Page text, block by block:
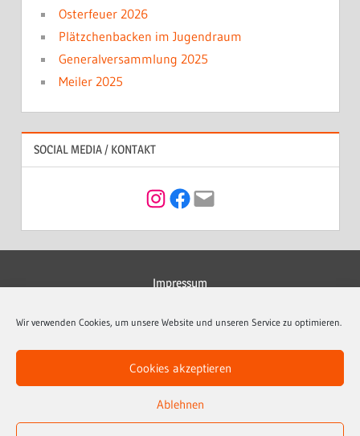
Wir verwenden Cookies, um unsere Website und unseren Service zu optimieren.
Cookies akzeptieren
Ablehnen
Osterfeuer 2026
Plätzchenbacken im Jugendraum
Generalversammlung 2025
Meiler 2025
SOCIAL MEDIA / KONTAKT
Instagram
Facebook
Mail
Impressum
Datenschutzerklärung
Kontakt
Cookie-Richtlinie (EU)